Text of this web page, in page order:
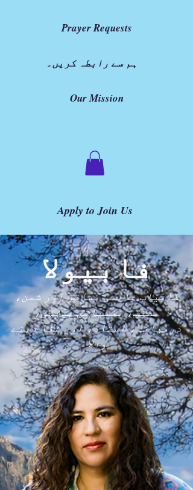
Prayer Requests
ہم سے رابطہ کریں۔
Our Mission
Apply to Join Us
ڈیوڈ
فابیولا
کامیاب عالمی مسافر اور شمن،
مصنف، نفسیاتی بدیہی،
درمیانہ، استاد، اور شفا دینے
والا